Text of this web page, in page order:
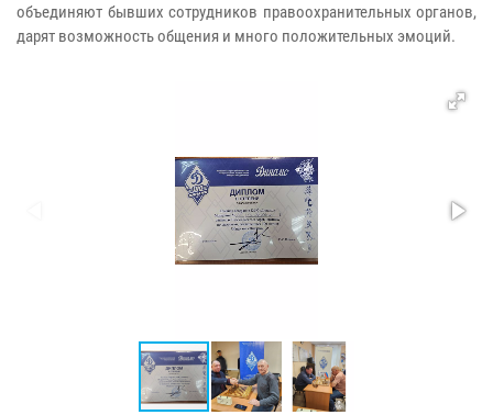
объединяют бывших сотрудников правоохранительных органов,
дарят возможность общения и много положительных эмоций.